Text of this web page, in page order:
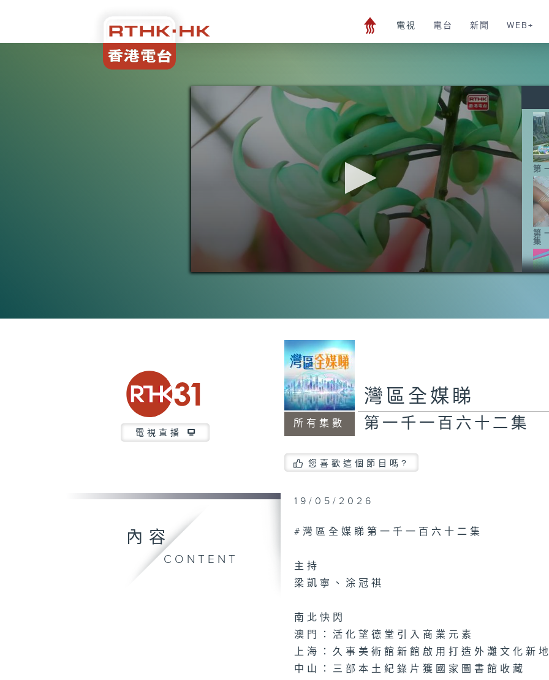
電視 電台 新聞 WEB+
0
第
第
集
電視直播
所有集數
灣區全媒睇
第一千一百六十二集
您喜歡這個節目嗎?
內容
CONTENT
19/05/2026
#灣區全媒睇第一千一百六十二集
主持
梁凱寧、涂冠祺
南北快閃
澳門：活化望德堂引入商業元素
上海：久事美術館新館啟用打造外灘文化新
中山：三部本土紀錄片獲國家圖書館收藏